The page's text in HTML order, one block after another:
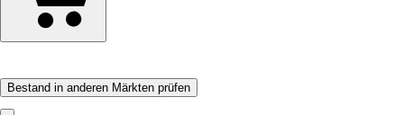
Bestand in anderen Märkten prüfen